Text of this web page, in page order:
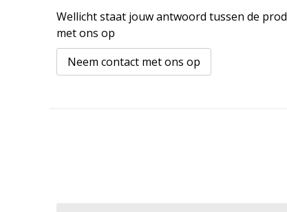
Wellicht staat jouw antwoord tussen de
met ons op
Neem contact met ons op